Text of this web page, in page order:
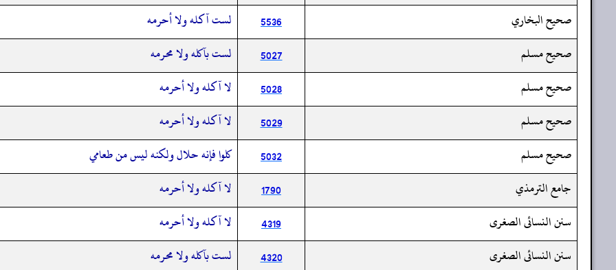
صحيح البخاري
5536
لست آكله ولا أحرمه
صحيح مسلم
5027
لست بآكله ولا محرمه
صحيح مسلم
5028
لا آكله ولا أحرمه
صحيح مسلم
5029
لا آكله ولا أحرمه
صحيح مسلم
5032
كلوا فإنه حلال ولكنه ليس من طعامي
جامع الترمذي
1790
لا آكله ولا أحرمه
سنن النسائى الصغرى
4319
لا آكله ولا أحرمه
سنن النسائى الصغرى
4320
لست بآكله ولا محرمه